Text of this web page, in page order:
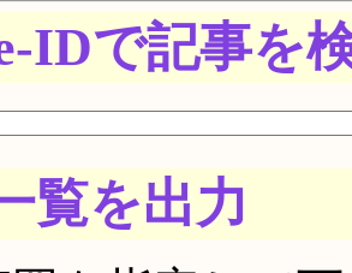
IDで記事を
覧を出力